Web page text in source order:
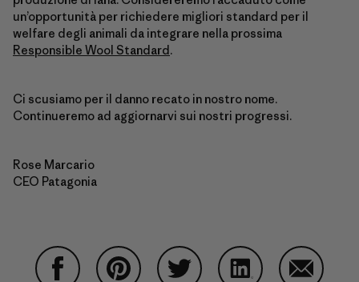
un’opportunità per richiedere migliori standard per il
welfare degli animali da integrare nella prossima
Responsible Wool Standard.
Ci scusiamo per il danno recato in nostro nome.
Continueremo ad aggiornarvi sui nostri progressi.
Rose Marcario
CEO Patagonia